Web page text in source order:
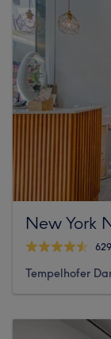
New York
Tempelhofer